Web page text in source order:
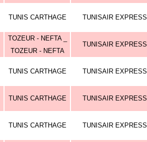
TUNIS CARTHAGE TUNISAIR EXPRESS
TOZEUR - NEFTA _
TOZEUR - NEFTA
TUNISAIR EXPRESS
TUNIS CARTHAGE TUNISAIR EXPRESS
TUNIS CARTHAGE TUNISAIR EXPRESS
TUNIS CARTHAGE TUNISAIR EXPRESS